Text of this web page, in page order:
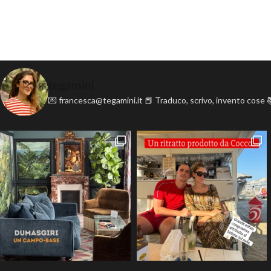
💌 francesca@tegamini.it 📕 Traduco, scrivo, invento cose